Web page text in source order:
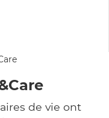
de vie ont